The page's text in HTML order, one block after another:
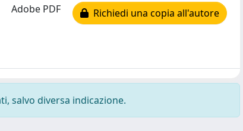
Adobe PDF Richiedi una copia all'autore
salvo diversa indicazione.